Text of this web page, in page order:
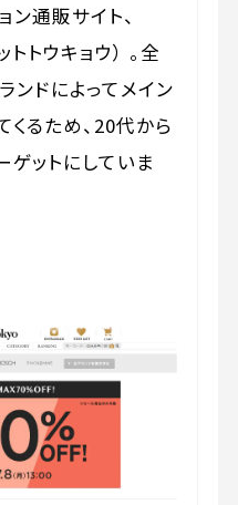
ン通販サイト、
トウキョウ） 。全
ンドによってメイン
るため、20代から
ットにしていま